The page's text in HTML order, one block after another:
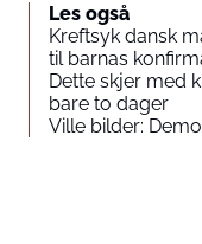
Les også
Kreftsyk dansk
til barnas
Dette skjer med
bare to dager
Ville bilder: